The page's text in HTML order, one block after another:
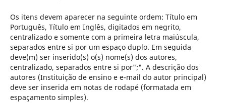
Os itens devem aparecer na seguinte ordem: Título em
Português, Título em Inglês, digitados em negrito,
centralizado e somente com a primeira letra maiúscula,
separados entre si por um espaço duplo. Em seguida
deve(m) ser inserido(s) o(s) nome(s) dos autores,
centralizado, separados entre si por";". A descrição dos
autores (Instituição de ensino e e-mail do autor principal)
deve ser inserida em notas de rodapé (formatada em
espaçamento simples).